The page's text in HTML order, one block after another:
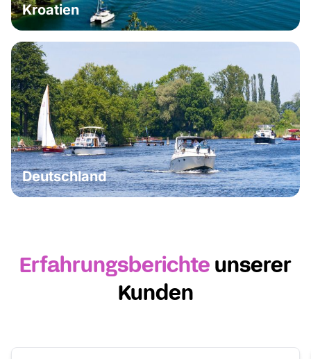
Kroatien
Deutschland
Erfahrungsberichte unserer
Kunden